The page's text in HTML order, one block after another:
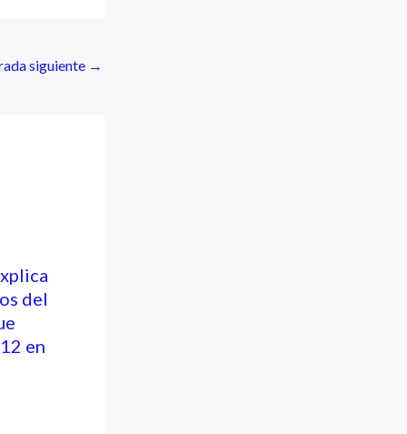
siguiente →
del
en